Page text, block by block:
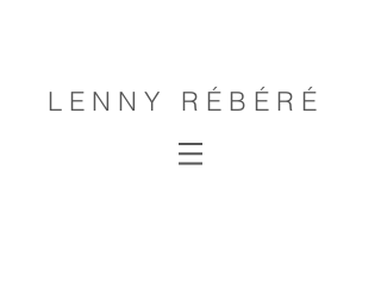
L E N N Y R É B É R É